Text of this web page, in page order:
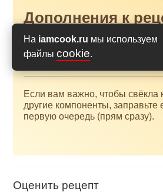
На iamcook.ru мы используем
файлы cookie.
Дополнения к
Если нет оливкового масла,
подсолнечное.
Если вам важно, чтобы свёкла
другие компоненты, заправьте
первую очередь (прям сразу).
Оценить рецепт